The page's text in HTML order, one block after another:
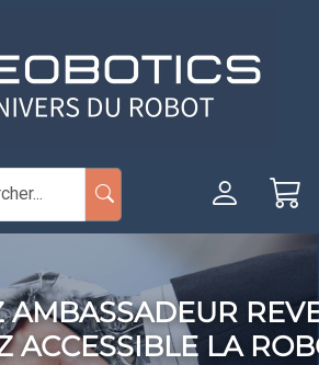
AMBASSADEUR
ACCESSIBLE LA
cookies